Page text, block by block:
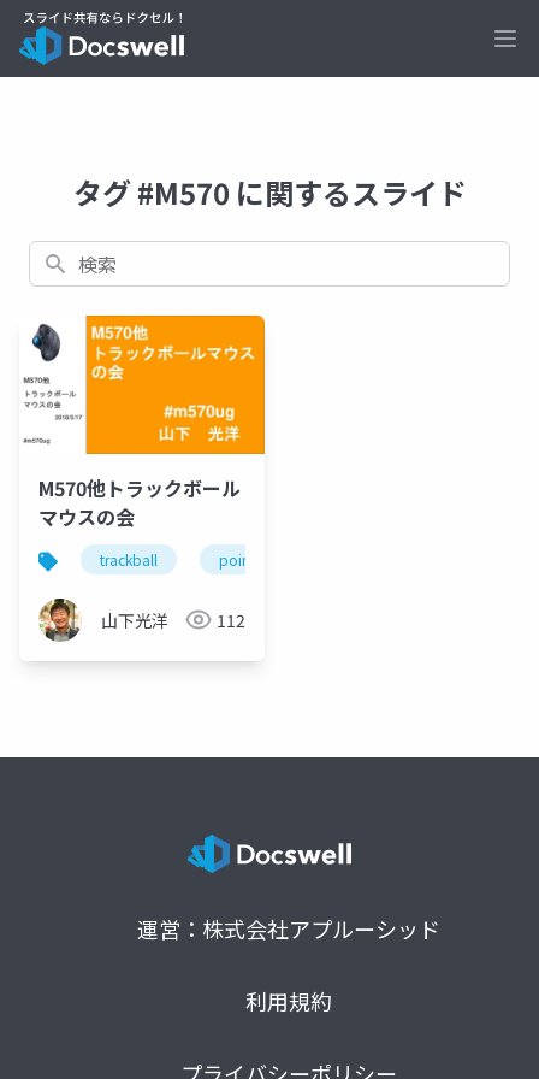
タグ #M570 に関するスライド
検索
M570他トラックボール
マウスの会
trackball pointing device
山下光洋 112
運営：株式会社アプルーシッド
利用規約
プライバシーポリシー